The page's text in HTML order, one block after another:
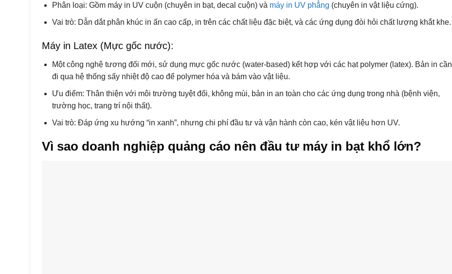
Phân loại: Gồm máy in UV cuộn (chuyên in bạt, decal cuộn) và máy in UV phẳng (chuyên in vật liệu cứng).
Vai trò: Dẫn dắt phân khúc in ấn cao cấp, in trên các chất liệu đặc biệt, và các ứng dụng đòi hỏi chất lượng khắt khe.
Máy in Latex (Mực gốc nước):
Một công nghệ tương đối mới, sử dụng mực gốc nước (water-based) kết hợp với các hạt polymer (latex). Bản in cần
đi qua hệ thống sấy nhiệt độ cao để polymer hóa và bám vào vật liệu.
Ưu điểm: Thân thiện với môi trường tuyệt đối, không mùi, bản in an toàn cho các ứng dụng trong nhà (bệnh viện,
trường học, trang trí nội thất).
Vai trò: Đáp ứng xu hướng “in xanh”, nhưng chi phí đầu tư và vận hành còn cao, kén vật liệu hơn UV.
Vì sao doanh nghiệp quảng cáo nên đầu tư máy in bạt khổ lớn?